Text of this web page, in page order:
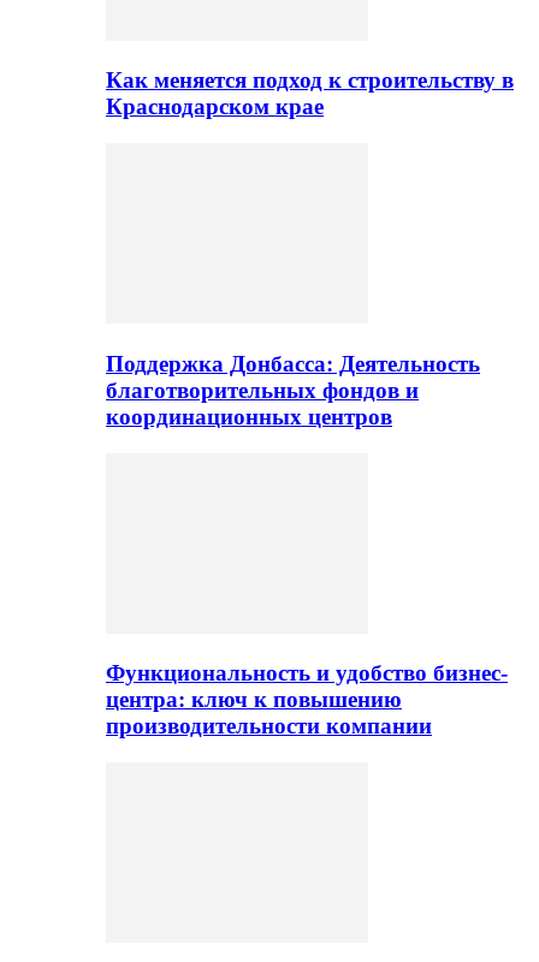
Как меняется подход к строительству в
Краснодарском крае
Поддержка Донбасса: Деятельность
благотворительных фондов и
координационных центров
Функциональность и удобство бизнес-
центра: ключ к повышению
производительности компании